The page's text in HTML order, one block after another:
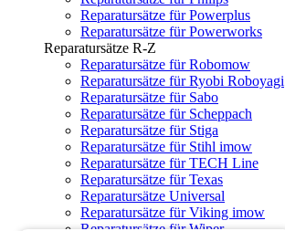
Reparatursätze für Powerplus
Reparatursätze für Powerworks
Reparatursätze R-Z
Reparatursätze für Robomow
Reparatursätze für Ryobi Roboyagi
Reparatursätze für Sabo
Reparatursätze für Scheppach
Reparatursätze für Stiga
Reparatursätze für Stihl imow
Reparatursätze für TECH Line
Reparatursätze für Texas
Reparatursätze Universal
Reparatursätze für Viking imow